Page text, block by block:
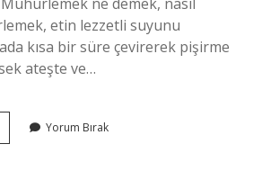
etin lezzetli suyunu
kısa bir süre çevirerek pişirme
ateşte ve…
Yorum Bırak